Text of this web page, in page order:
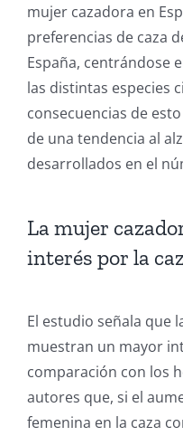
mujer cazadora en
preferencias de caza
España, centrándose
las distintas especies
consecuencias de
de una tendencia al
desarrollados en el
La mujer
interés por la
El estudio señala que
muestran un mayor
comparación con los
autores que, si el
femenina en la caza